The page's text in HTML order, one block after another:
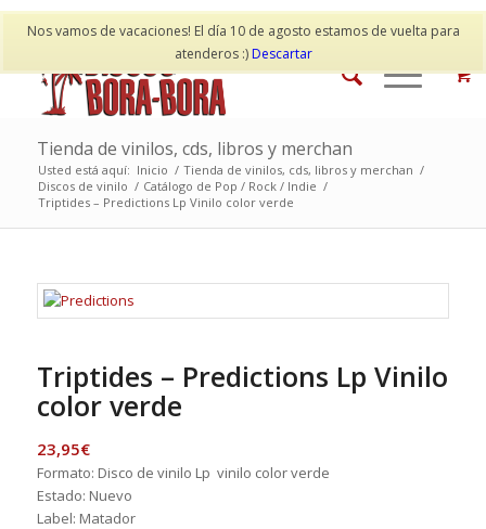
Nos vamos de vacaciones! El día 10 de agosto estamos de vuelta para
atenderos :)Descartar
Mi cuenta Contacto
Tienda de vinilos, cds, libros y merchan
Usted está aquí: Inicio / Tienda de vinilos, cds, libros y merchan /
Discos de vinilo / Catálogo de Pop / Rock / Indie /
Triptides – Predictions Lp Vinilo color verde
Triptides – Predictions Lp Vinilo
color verde
23,95€
Formato: Disco de vinilo Lp vinilo color verde
Estado: Nuevo
Label: Matador